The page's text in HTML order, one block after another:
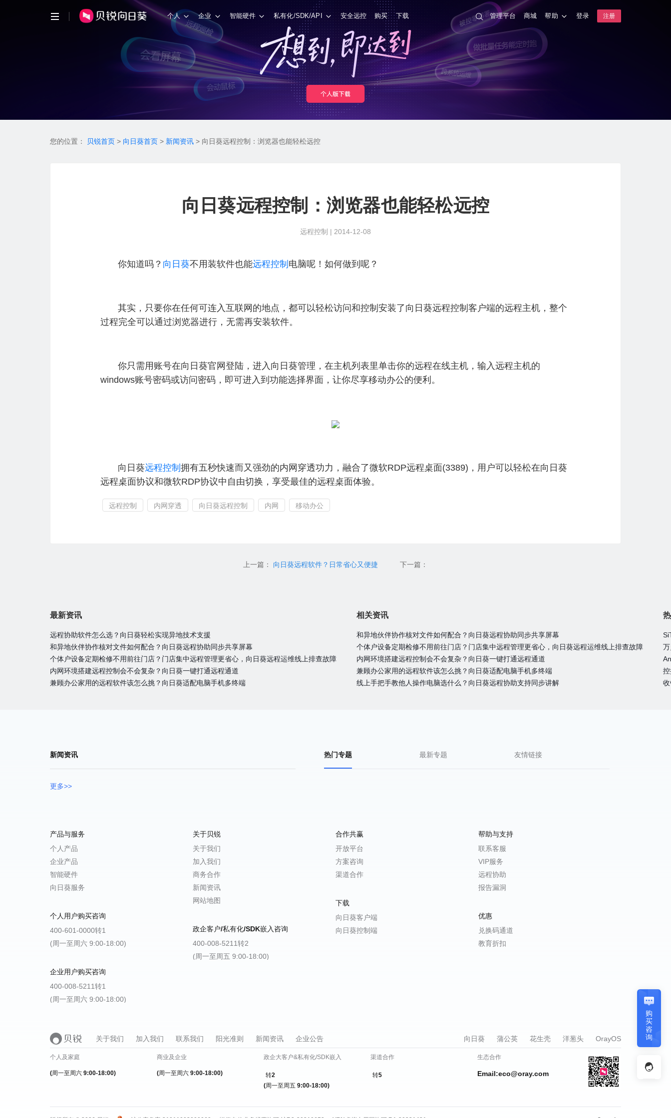
个人 企业 智能硬件 私有化/SDK/API 安全远控 购买 下载 管理平台 商城 帮助 登录 注册
您的位置： 贝锐首页 > 向日葵首页 > 新闻资讯 > 向日葵远程控制：浏览器也能轻松远控
向日葵远程控制：浏览器也能轻松远控
远程控制 | 2014-12-08
你知道吗？ 向日葵不用装软件也能远程控制 电脑呢！如何做到呢？
其实，只要你在任何可连入互联网的地点，都可以轻松访问和控制安装了向日葵远程控制客户端的远程主机，整个
过程完全可以通过浏览器进行，无需再安装软件。
你只需用账号在向日葵官网登陆，进入向日葵管理，在主机列表里单击你的远程在线主机，输入远程主机的
windows账号密码或访问密码，即可进入到功能选择界面，让你尽享移动办公的便利。
向日葵远程控制 拥有五秒快速而又强劲的内网穿透功力，融合了微软RDP远程桌面(3389)，用户可以轻松在向日葵
远程桌面协议和微软RDP协议中自由切换，享受最佳的远程桌面体验。
远程控制 内网穿透 向日葵远程控制 内网 移动办公
上一篇： 向日葵远程软件？日常省心又便捷 下一篇：
最新资讯
远程协助软件怎么选？向日葵轻松实现异地技术支援
和异地伙伴协作核对文件如何配合？向日葵远程协助同步共享屏幕
个体户设备定期检修不用前往门店？门店集中远程管理更省心，向日葵远程运维线上排查故障
内网环境搭建远程控制会不会复杂？向日葵一键打通远程通道
兼顾办公家用的远程软件该怎么挑？向日葵适配电脑手机多终端
相关资讯
和异地伙伴协作核对文件如何配合？向日葵远程协助同步共享屏幕
个体户设备定期检修不用前往门店？门店集中远程管理更省心，向日葵远程运维线上排查故障
内网环境搭建远程控制会不会复杂？向日葵一键打通远程通道
兼顾办公家用的远程软件该怎么挑？向日葵适配电脑手机多终端
线上手把手教他人操作电脑选什么？向日葵远程协助支持同步讲解
新闻资讯
更多>>
热门专题 最新专题 友情链接
产品与服务
个人产品
企业产品
智能硬件
向日葵服务
个人用户购买咨询
400-601-0000转1
(周一至周六 9:00-18:00)
企业用户购买咨询
400-008-5211转1
(周一至周六 9:00-18:00)
关于贝锐
关于我们
加入我们
商务合作
新闻资讯
网站地图
政企客户/私有化/SDK嵌入咨询
400-008-5211转2
(周一至周五 9:00-18:00)
合作共赢
开放平台
方案咨询
渠道合作
下载
向日葵客户端
向日葵控制端
帮助与支持
联系客服
VIP服务
远程协助
报告漏洞
优惠
兑换码通道
教育折扣
关于我们 加入我们 联系我们 阳光准则 新闻资讯 企业公告 向日葵 蒲公英 花生壳 洋葱头 OrayOS
个人及家庭
(周一至周六 9:00-18:00)
商业及企业
(周一至周六 9:00-18:00)
政企大客户&私有化/SDK嵌入
转2
(周一至周五 9:00-18:00)
渠道合作
转5
生态合作
Email:eco@oray.com
购
买
咨
询